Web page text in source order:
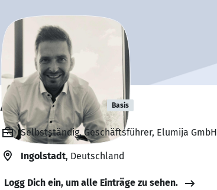
Andreas Klier Basis
Selbstständig, Geschäftsführer, Elumija GmbH
Ingolstadt, Deutschland
Logg Dich ein, um alle Einträge zu sehen.